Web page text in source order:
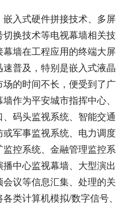
入式硬件拼接技术、多屏
换技术等电视幕墙相关技
墙在工程应用的终端大屏
普及，特别是嵌入式液晶
的时间不长，便受到了广
作为平安城市指挥中心、
码头监视系统、智能交通
军事监视系统、电力调度
控系统、金融管理监控系
中心监视幕墙、大型演出
议等信息汇集、处理的关
类计算机模拟/数字信号、